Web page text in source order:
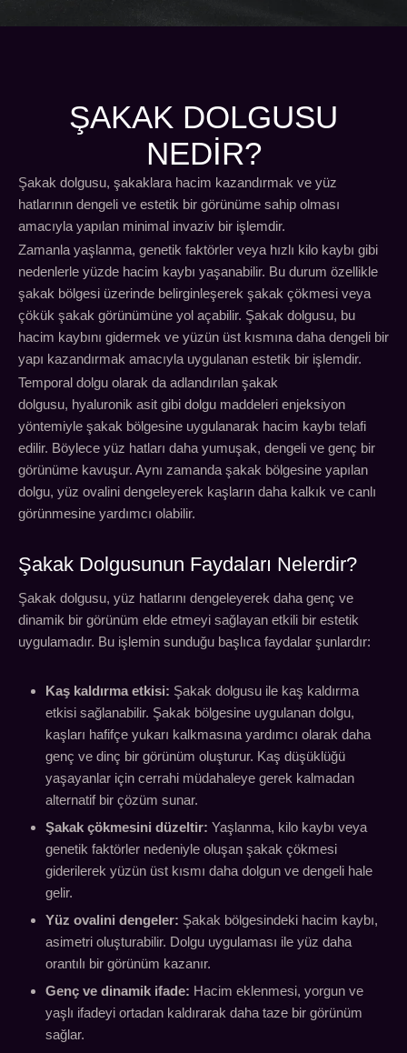
ŞAKAK DOLGUSU
NEDIR?
Şakak dolgusu, şakaklara hacim kazandırmak ve yüz
hatlarının dengeli ve estetik bir görünüme sahip olması
amacıyla yapılan minimal invaziv bir işlemdir.
Zamanla yaşlanma, genetik faktörler veya hızlı kilo kaybı gibi
nedenlerle yüzde hacim kaybı yaşanabilir. Bu durum özellikle
şakak bölgesi üzerinde belirginleşerek şakak çökmesi veya
çökük şakak görünümüne yol açabilir. Şakak dolgusu, bu
hacim kaybını gidermek ve yüzün üst kısmına daha dengeli bir
yapı kazandırmak amacıyla uygulanan estetik bir işlemdir.
Temporal dolgu olarak da adlandırılan şakak
dolgusu, hyaluronik asit gibi dolgu maddeleri enjeksiyon
yöntemiyle şakak bölgesine uygulanarak hacim kaybı telafi
edilir. Böylece yüz hatları daha yumuşak, dengeli ve genç bir
görünüme kavuşur. Aynı zamanda şakak bölgesine yapılan
dolgu, yüz ovalini dengeleyerek kaşların daha kalkık ve canlı
görünmesine yardımcı olabilir.
Şakak Dolgusunun Faydaları Nelerdir?
Şakak dolgusu, yüz hatlarını dengeleyerek daha genç ve
dinamik bir görünüm elde etmeyi sağlayan etkili bir estetik
uygulamadır. Bu işlemin sunduğu başlıca faydalar şunlardır:
Kaş kaldırma etkisi: Şakak dolgusu ile kaş kaldırma
etkisi sağlanabilir. Şakak bölgesine uygulanan dolgu,
kaşları hafifçe yukarı kalkmasına yardımcı olarak daha
genç ve dinç bir görünüm oluşturur. Kaş düşüklüğü
yaşayanlar için cerrahi müdahaleye gerek kalmadan
alternatif bir çözüm sunar.
Şakak çökmesini düzeltir: Yaşlanma, kilo kaybı veya
genetik faktörler nedeniyle oluşan şakak çökmesi
giderilerek yüzün üst kısmı daha dolgun ve dengeli hale
gelir.
Yüz ovalini dengeler: Şakak bölgesindeki hacim kaybı,
asimetri oluşturabilir. Dolgu uygulaması ile yüz daha
orantılı bir görünüm kazanır.
Genç ve dinamik ifade: Hacim eklenmesi, yorgun ve
yaşlı ifadeyi ortadan kaldırarak daha taze bir görünüm
sağlar.